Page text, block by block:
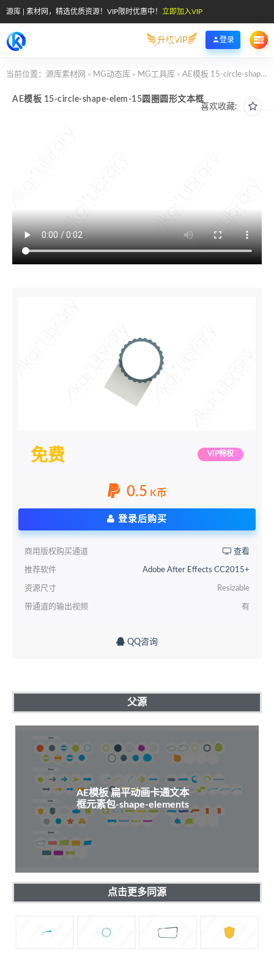
源库 | 素材网，精选优质资源！VIP限时优惠中！ 立即加入VIP
升级VIP 登录
当前位置： 源库素材网 > MG动态库 > MG工具库 > AE模板 15-circle-shape-elem-15圆圈圆形文本框
喜欢收藏:
AE模板 15-circle-shape-elem-15圆圈圆形文本框
免费 VIP特权
0.5 K币
登录后购买
商用版权购买通道 查看
推荐软件 Adobe After Effects CC2015+
资源尺寸 Resizable
带通道的输出视频 有
QQ咨询
父源
AE模板 扁平动画卡通文本
框元素包-shape-elements
点击更多同源